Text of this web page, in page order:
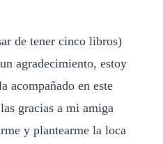
de tener cinco libros)
agradecimiento, estoy
acompañado en este
gracias a mi amiga
y plantearme la loca